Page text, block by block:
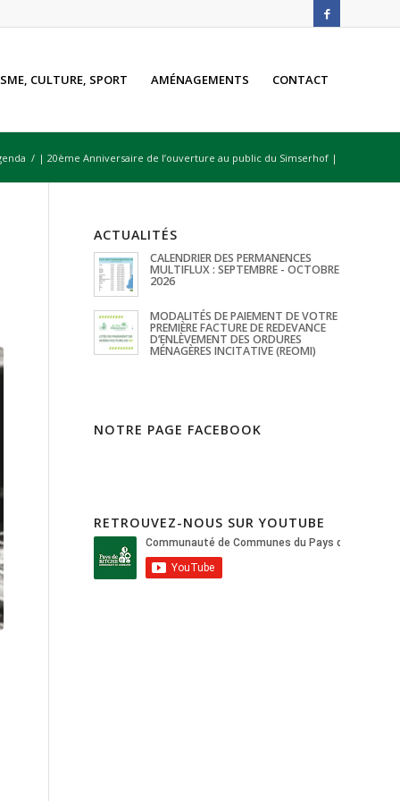
CULTURE, SPORT AMÉNAGEMENTS CONTACT
/ | 20ème Anniversaire de l’ouverture au public du Simserhof |
ACTUALITÉS
CALENDRIER DES PERMANENCES
MULTIFLUX : SEPTEMBRE - OCTOBRE
2026
MODALITÉS DE PAIEMENT DE VOTRE
PREMIÈRE FACTURE DE REDEVANCE
D’ENLÈVEMENT DES ORDURES
MÉNAGÈRES INCITATIVE (REOMI)
NOTRE PAGE FACEBOOK
RETROUVEZ-NOUS SUR YOUTUBE